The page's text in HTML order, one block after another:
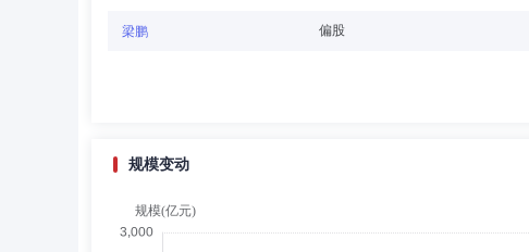
任职日期：2020-02-26
曾翀先生：1978年2月获英国特许公认会计师公会资深会员，并
8月至2016年3月为香港证监会产品咨询委员会委员，协康会名
Matthew BERSANI先生：美国哥伦比亚大学法学院法学博士。曾
管理有限公司独立董事。
梁鹏 偏股
规模变动